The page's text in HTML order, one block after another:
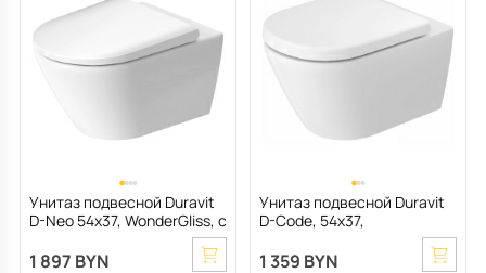
Унитаз подвесной Duravit
D-Neo 54x37, WonderGliss, с
1 897 BYN
Унитаз подвесной Duravit
D-Code, 54x37,
2903090021, с сиденьем
1 359 BYN